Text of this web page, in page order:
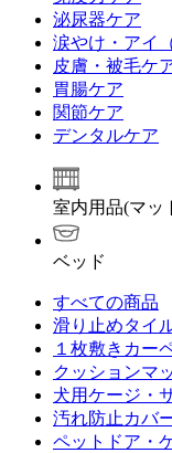
泌尿器ケア
涙やけ・アイ
皮膚・被毛ケ
胃腸ケア
関節ケア
デンタルケア
室内用品(マッ
ベッド
すべての商品
滑り止めタイ
１枚敷きカー
クッションマ
犬用ケージ・
汚れ防止カバ
ペットドア・